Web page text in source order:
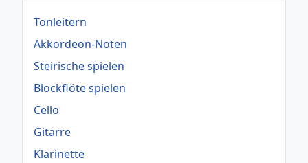
Tonleitern
Akkordeon-Noten
Steirische spielen
Blockflöte spielen
Cello
Gitarre
Klarinette